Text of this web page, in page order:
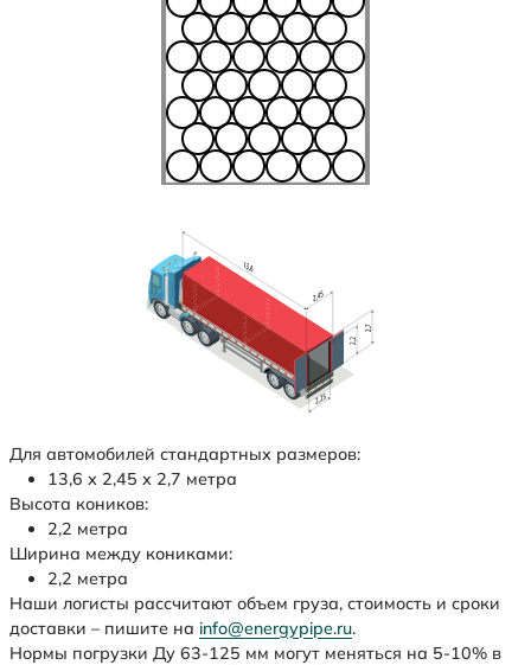
Для автомобилей стандартных размеров:
13,6 х 2,45 х 2,7 метра
Высота коников:
2,2 метра
Ширина между кониками:
2,2 метра
Наши логисты рассчитают объем груза, стоимость и сроки
доставки – пишите на info@energypipe.ru.
Нормы погрузки Ду 63-125 мм могут меняться на 5-10% в